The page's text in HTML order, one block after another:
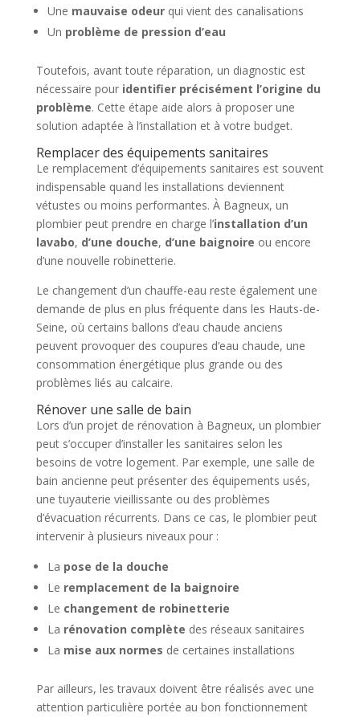
Une mauvaise odeurqui vient des canalisations
Un problème de pression d’eau
Toutefois, avant toute réparation, un diagnostic est
nécessaire pour identifier précisément l’origine du
problème. Cette étape aide alors à proposer une
solution adaptée à l’installation et à votre budget.
Remplacer des équipements sanitaires
Le remplacement d’équipements sanitaires est souvent
indispensable quand les installations deviennent
vétustes ou moins performantes. À Bagneux, un
plombier peut prendre en charge l’installation d’un
lavabo, d’une douche, d’une baignoire ou encore
d’une nouvelle robinetterie.
Le changement d’un chauffe-eau reste également une
demande de plus en plus fréquente dans les Hauts-de-
Seine, où certains ballons d’eau chaude anciens
peuvent provoquer des coupures d’eau chaude, une
consommation énergétique plus grande ou des
problèmes liés au calcaire.
Rénover une salle de bain
Lors d’un projet de rénovation à Bagneux, un plombier
peut s’occuper d’installer les sanitaires selon les
besoins de votre logement. Par exemple, une salle de
bain ancienne peut présenter des équipements usés,
une tuyauterie vieillissante ou des problèmes
d’évacuation récurrents. Dans ce cas, le plombier peut
intervenir à plusieurs niveaux pour :
La pose de la douche
Le remplacement de la baignoire
Le changement de robinetterie
La rénovation complète des réseaux sanitaires
La mise aux normes de certaines installations
Par ailleurs, les travaux doivent être réalisés avec une
attention particulière portée au bon fonctionnement